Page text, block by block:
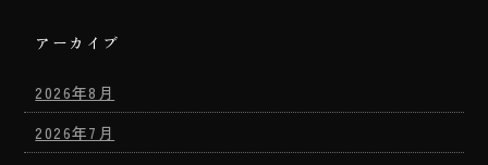
アーカイブ
2026年8月
2026年7月